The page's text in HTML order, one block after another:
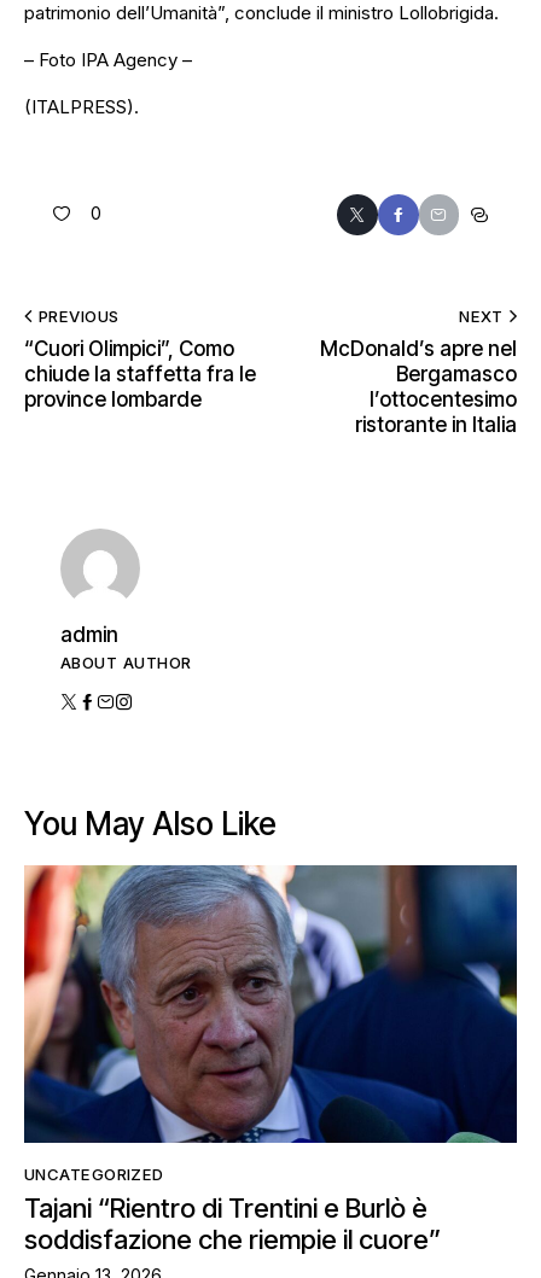
patrimonio dell’Umanità”, conclude il ministro Lollobrigida.
– Foto IPA Agency –
(ITALPRESS).
0
PREVIOUS
“Cuori Olimpici”, Como
chiude la staffetta fra le
province lombarde
NEXT
McDonald’s apre nel
Bergamasco
l’ottocentesimo
ristorante in Italia
admin
ABOUT AUTHOR
You May Also Like
UNCATEGORIZED
Tajani “Rientro di Trentini e Burlò è
soddisfazione che riempie il cuore”